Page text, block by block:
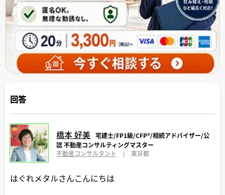
回答
橋本 好美 宅建士/FP1級/CFP®️/相続アドバイザー/公
認 不動産コンサルティングマスター
不動産コンサルタント
| 東京都
はぐれメタルさんこんにちは